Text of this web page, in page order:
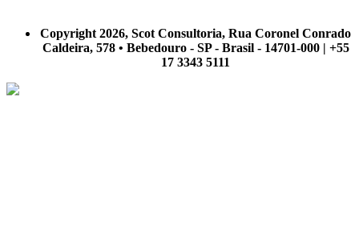
Copyright 2026, Scot Consultoria, Rua Coronel Conrado
Caldeira, 578 • Bebedouro - SP - Brasil - 14701-000 | +55
17 3343 5111